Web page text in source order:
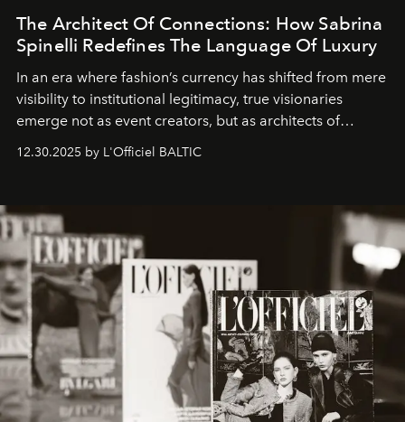
The Architect Of Connections: How Sabrina
Spinelli Redefines The Language Of Luxury
In an era where fashion’s currency has shifted from mere
visibility to institutional legitimacy, true visionaries
emerge not as event creators, but as architects of
brand strategist with three decades of mastery in luxury,
framework where creativity, commerce, and culture
converge with surgical precision.
12.30.2025 by L'Officiel BALTIC